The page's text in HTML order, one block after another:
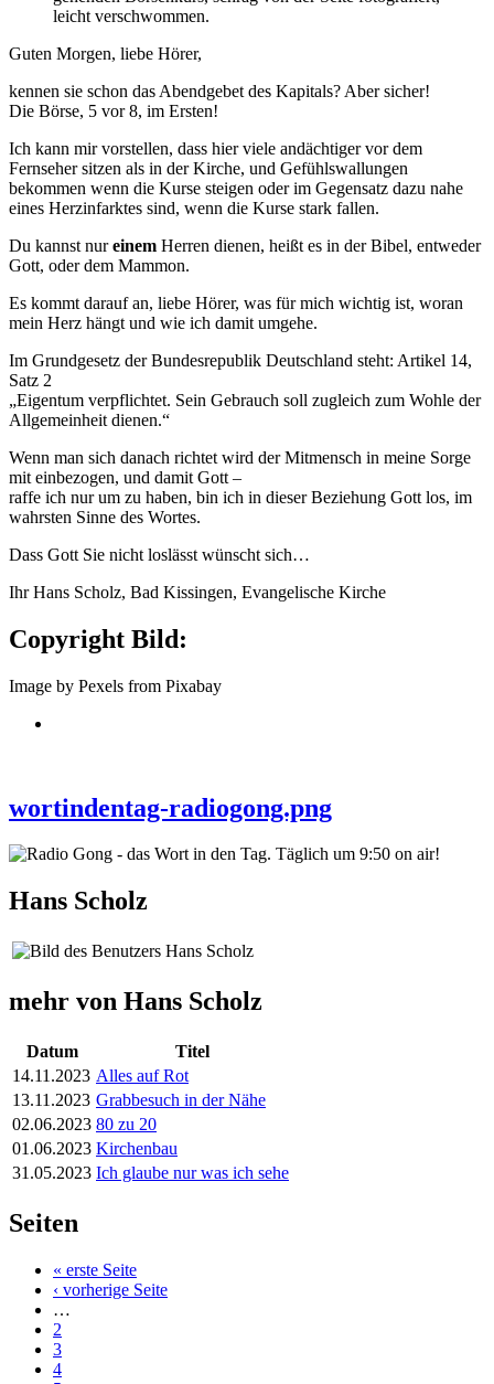
Guten Morgen, liebe Hörer,
kennen sie schon das Abendgebet des Kapitals? Aber sicher!
Die Börse, 5 vor 8, im Ersten!
Ich kann mir vorstellen, dass hier viele andächtiger vor dem
Fernseher sitzen als in der Kirche, und Gefühlswallungen
bekommen wenn die Kurse steigen oder im Gegensatz dazu nahe
eines Herzinfarktes sind, wenn die Kurse stark fallen.
Du kannst nureinem Herren dienen, heißt es in der Bibel, entweder
Gott, oder dem Mammon.
Es kommt darauf an, liebe Hörer, was für mich wichtig ist, woran
mein Herz hängt und wie ich damit umgehe.
Im Grundgesetz der Bundesrepublik Deutschland steht: Artikel 14,
Satz 2
„Eigentum verpflichtet. Sein Gebrauch soll zugleich zum Wohle der
Allgemeinheit dienen.“
Wenn man sich danach richtet wird der Mitmensch in meine Sorge
mit einbezogen, und damit Gott –
raffe ich nur um zu haben, bin ich in dieser Beziehung Gott los, im
wahrsten Sinne des Wortes.
Dass Gott Sie nicht loslässt wünscht sich…
Ihr Hans Scholz, Bad Kissingen, Evangelische Kirche
Copyright Bild:
Image by Pexels from Pixabay
wortindentag-radiogong.png
Hans Scholz
mehr von Hans Scholz
Datum
Titel
14.11.2023 Alles auf Rot
13.11.2023 Grabbesuch in der Nähe
02.06.2023 80 zu 20
01.06.2023 Kirchenbau
31.05.2023 Ich glaube nur was ich sehe
Seiten
« erste Seite
‹ vorherige Seite
…
2
3
4